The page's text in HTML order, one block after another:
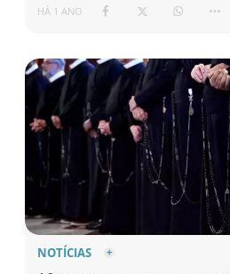
HÁ 1 ANO
NOTÍCIAS